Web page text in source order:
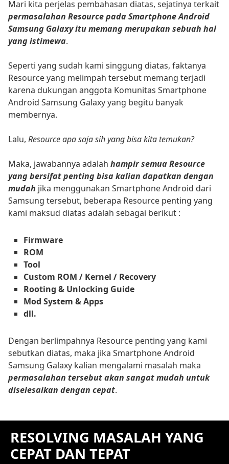
Mari kita perjelas pembahasan diatas, sejatinya terkait
permasalahan Resource pada Smartphone Android
Samsung Galaxy itu memang merupakan sebuah hal
yang istimewa.
Seperti yang sudah kami singgung diatas, faktanya
Resource yang melimpah tersebut memang terjadi
karena dukungan anggota Komunitas Smartphone
Android Samsung Galaxy yang begitu banyak
membernya.
Lalu, Resource apa saja sih yang bisa kita temukan?
Maka, jawabannya adalah hampir semua Resource
yang bersifat penting bisa kalian dapatkan dengan
mudah jika menggunakan Smartphone Android dari
Samsung tersebut, beberapa Resource penting yang
kami maksud diatas adalah sebagai berikut :
Firmware
ROM
Tool
Custom ROM / Kernel / Recovery
Rooting & Unlocking Guide
Mod System & Apps
dll.
Dengan berlimpahnya Resource penting yang kami
sebutkan diatas, maka jika Smartphone Android
Samsung Galaxy kalian mengalami masalah maka
permasalahan tersebut akan sangat mudah untuk
diselesaikan dengan cepat.
RESOLVING MASALAH YANG
CEPAT DAN TEPAT